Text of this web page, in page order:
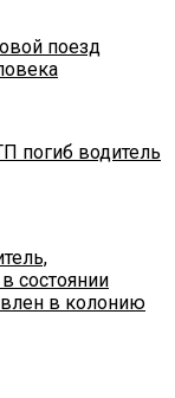
поезд
погиб водитель
состоянии
в колонию